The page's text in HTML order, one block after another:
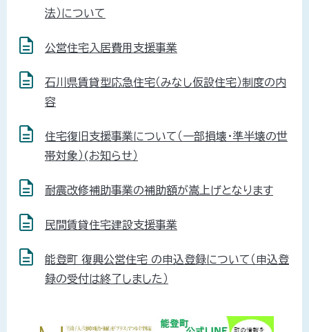
法）について
公営住宅入居費用支援事業
石川県賃貸型応急住宅（みなし仮設住宅）制度の内
容
住宅復旧支援事業について（一部損壊・準半壊の世
帯対象）(お知らせ）
耐震改修補助事業の補助額が嵩上げとなります
民間賃貸住宅建設支援事業
能登町 復興公営住宅 の申込登録について（申込登
録の受付は終了しました）